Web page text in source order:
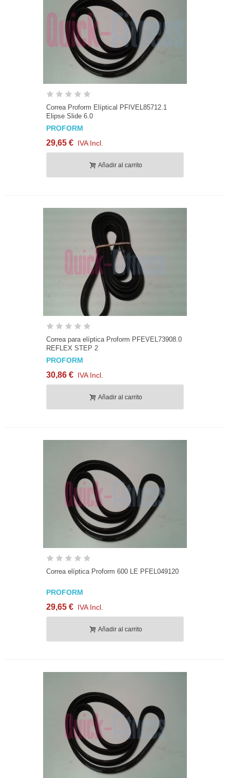
Correa Proform Elíptical PFIVEL85712.1
Elipse Slide 6.0
PROFORM
29,65 € IVA Incl.
Añadir al carrito
Correa para elíptica Proform PFEVEL73908.0
REFLEX STEP 2
PROFORM
30,86 € IVA Incl.
Añadir al carrito
Correa elíptica Proform 600 LE PFEL049120
PROFORM
29,65 € IVA Incl.
Añadir al carrito